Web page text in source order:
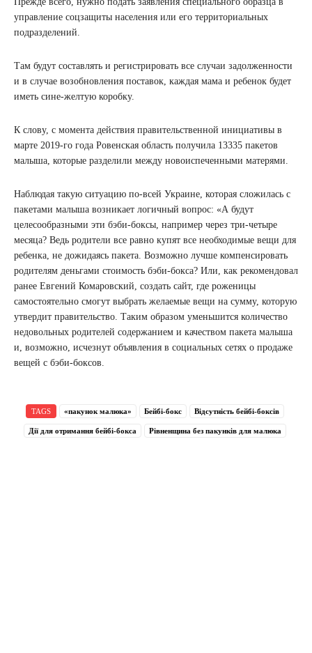
управление соцзащиты населения или его территориальных
подразделений.
Там будут составлять и регистрировать все случаи задолженности
и в случае возобновления поставок, каждая мама и ребенок будет
иметь сине-желтую коробку.
К слову, с момента действия правительственной инициативы в
марте 2019-го года Ровенская область получила 13335 пакетов
малыша, которые разделили между новоиспеченными матерями.
Наблюдая такую ​​ситуацию по-всей Украине, которая сложилась с
пакетами малыша возникает логичный вопрос: «А будут
целесообразными эти бэби-боксы, например через три-четыре
месяца? Ведь родители все равно купят все необходимые вещи для
ребенка, не дожидаясь пакета. Возможно лучше компенсировать
родителям деньгами стоимость бэби-бокса? Или, как рекомендовал
ранее Евгений Комаровский, создать сайт, где роженицы
самостоятельно смогут выбрать желаемые вещи на сумму, которую
утвердит правительство. Таким образом уменьшится количество
недовольных родителей содержанием и качеством пакета малыша
и, возможно, исчезнут объявления в социальных сетях о продаже
вещей с бэби-боксов.
TAGS «пакунок малюка» Бейбі-бокс Відсутність бейбі-боксів
Дії для отримання бейбі-бокса Рівненщина без пакунків для малюка